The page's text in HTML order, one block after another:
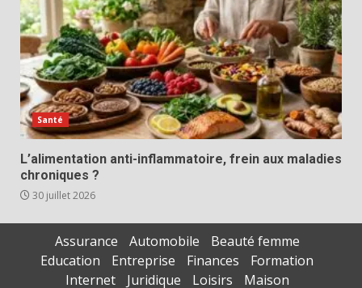
Santé
L’alimentation anti-inflammatoire, frein aux maladies
chroniques ?
30 juillet 2026
Assurance Automobile
Beauté femme
Education
Entreprise Finances
Formation
Internet
Juridique Loisirs Maison